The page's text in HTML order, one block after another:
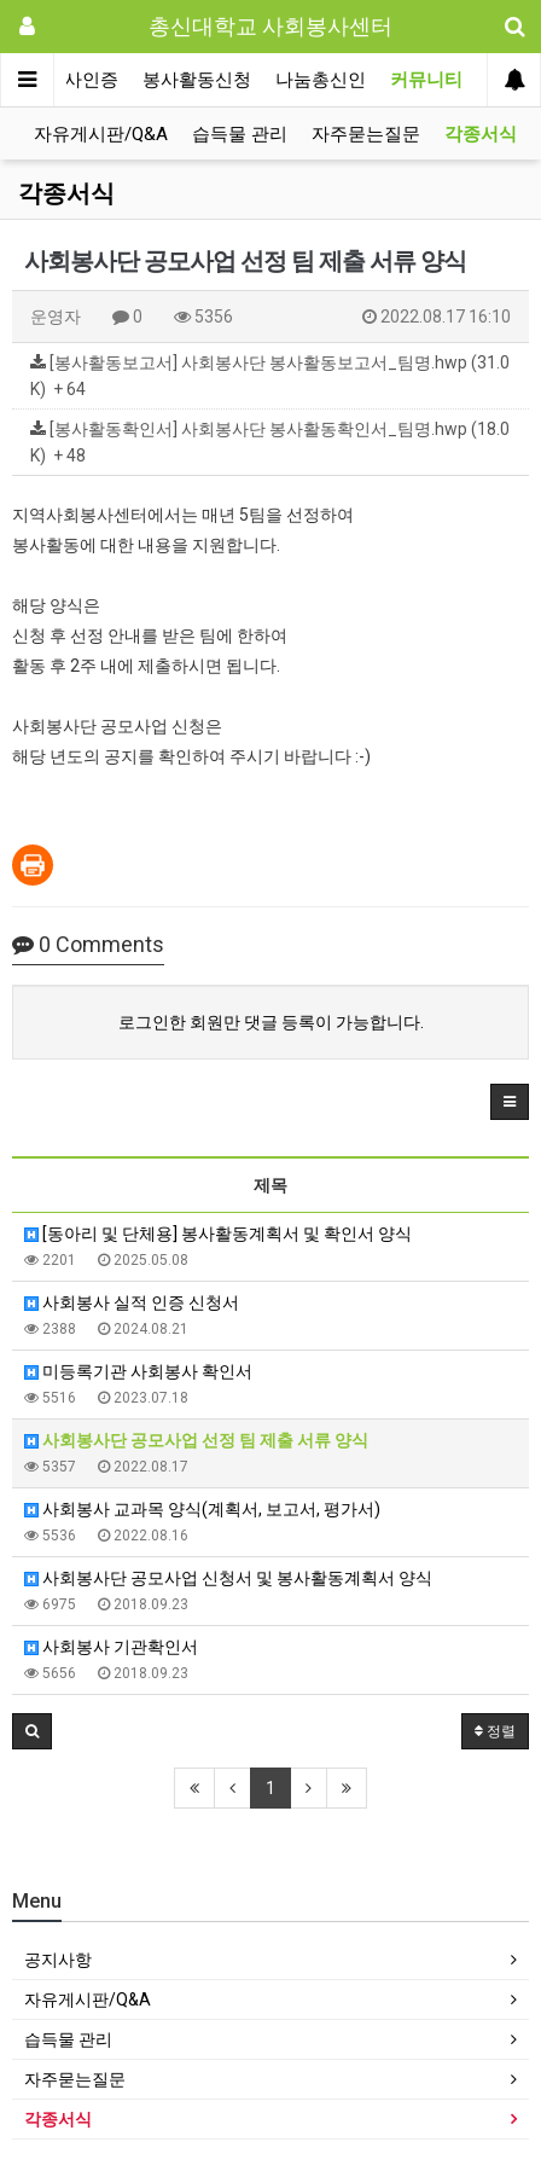
총신대학교 사회봉사센터
사회봉사인증 봉사활동신청 나눔총신인 커뮤니티
자유게시판/Q&A 습득물 관리 자주묻는질문 각종서식
각종서식
사회봉사단 공모사업 선정 팀 제출 서류 양식
운영자 0 5356 2022.08.17 16:10
[봉사활동보고서] 사회봉사단 봉사활동보고서_팀명.hwp (31.0
K) + 64
[봉사활동확인서] 사회봉사단 봉사활동확인서_팀명.hwp (18.0
K) + 48
지역사회봉사센터에서는 매년 5팀을 선정하여
봉사활동에 대한 내용을 지원합니다.
해당 양식은
신청 후 선정 안내를 받은 팀에 한하여
활동 후 2주 내에 제출하시면 됩니다.
사회봉사단 공모사업 신청은
해당 년도의 공지를 확인하여 주시기 바랍니다 :-)
0 Comments
로그인한 회원만 댓글 등록이 가능합니다.
제목
[동아리 및 단체용] 봉사활동계획서 및 확인서 양식
2201 2025.05.08
사회봉사 실적 인증 신청서
2388 2024.08.21
미등록기관 사회봉사 확인서
5516 2023.07.18
사회봉사단 공모사업 선정 팀 제출 서류 양식
5357 2022.08.17
사회봉사 교과목 양식(계획서, 보고서, 평가서)
5536 2022.08.16
사회봉사단 공모사업 신청서 및 봉사활동계획서 양식
6975 2018.09.23
사회봉사 기관확인서
5656 2018.09.23
정렬
1
Menu
공지사항
자유게시판/Q&A
습득물 관리
자주묻는질문
각종서식